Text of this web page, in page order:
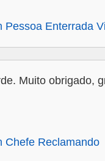
Pessoa Enterrada
Muito obrigado,
Chefe Reclamando